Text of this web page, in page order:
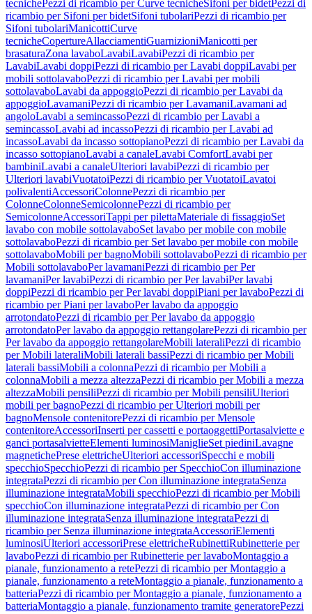
tecnichePezzi di ricambio per Curve tecnicheSifoni per bidetPezzi di
ricambio per Sifoni per bidetSifoni tubolariPezzi di ricambio per
Sifoni tubolariManicottiCurve
tecnicheCopertureAllacciamentiGuarnizioniManicotti per
brasaturaZona lavaboLavabiLavabiPezzi di ricambio per
LavabiLavabi doppiPezzi di ricambio per Lavabi doppiLavabi per
mobili sottolavaboPezzi di ricambio per Lavabi per mobili
sottolavaboLavabi da appoggioPezzi di ricambio per Lavabi da
appoggioLavamaniPezzi di ricambio per LavamaniLavamani ad
angoloLavabi a semincassoPezzi di ricambio per Lavabi a
semincassoLavabi ad incassoPezzi di ricambio per Lavabi ad
incassoLavabi da incasso sottopianoPezzi di ricambio per Lavabi da
incasso sottopianoLavabi a canaleLavabi ComfortLavabi per
bambiniLavabi a canaleUlteriori lavabiPezzi di ricambio per
Ulteriori lavabiVuotatoiPezzi di ricambio per VuotatoiLavatoi
polivalentiAccessoriColonnePezzi di ricambio per
ColonneColonneSemicolonnePezzi di ricambio per
SemicolonneAccessoriTappi per pilettaMateriale di fissaggioSet
lavabo con mobile sottolavaboSet lavabo per mobile con mobile
sottolavaboPezzi di ricambio per Set lavabo per mobile con mobile
sottolavaboMobili per bagnoMobili sottolavaboPezzi di ricambio per
Mobili sottolavaboPer lavamaniPezzi di ricambio per Per
lavamaniPer lavabiPezzi di ricambio per Per lavabiPer lavabi
doppiPezzi di ricambio per Per lavabi doppiPiani per lavaboPezzi di
ricambio per Piani per lavaboPer lavabo da appoggio
arrotondatoPezzi di ricambio per Per lavabo da appoggio
arrotondatoPer lavabo da appoggio rettangolarePezzi di ricambio per
Per lavabo da appoggio rettangolareMobili lateraliPezzi di ricambio
per Mobili lateraliMobili laterali bassiPezzi di ricambio per Mobili
laterali bassiMobili a colonnaPezzi di ricambio per Mobili a
colonnaMobili a mezza altezzaPezzi di ricambio per Mobili a mezza
altezzaMobili pensiliPezzi di ricambio per Mobili pensiliUlteriori
mobili per bagnoPezzi di ricambio per Ulteriori mobili per
bagnoMensole contenitorePezzi di ricambio per Mensole
contenitoreAccessoriInserti per cassetti e portaoggettiPortasalviette e
ganci portasalvietteElementi luminosiManiglieSet piediniLavagne
magnetichePrese elettricheUlteriori accessoriSpecchi e mobili
specchioSpecchioPezzi di ricambio per SpecchioCon illuminazione
integrataPezzi di ricambio per Con illuminazione integrataSenza
illuminazione integrataMobili specchioPezzi di ricambio per Mobili
specchioCon illuminazione integrataPezzi di ricambio per Con
illuminazione integrataSenza illuminazione integrataPezzi di
ricambio per Senza illuminazione integrataAccessoriElementi
luminosiUlteriori accessoriPrese elettricheRubinettiRubinetterie per
lavaboPezzi di ricambio per Rubinetterie per lavaboMontaggio a
pianale, funzionamento a retePezzi di ricambio per Montaggio a
pianale, funzionamento a reteMontaggio a pianale, funzionamento a
batteriaPezzi di ricambio per Montaggio a pianale, funzionamento a
batteriaMontaggio a pianale, funzionamento tramite generatorePezzi